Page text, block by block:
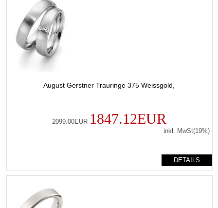
August Gerstner Trauringe 375 Weissgold,
2099.00EUR 1847.12EUR
inkl. MwSt(19%)
DETAILS